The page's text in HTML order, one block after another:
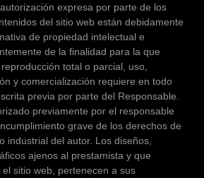
expresa por parte de los
del sitio web están debidamente
de propiedad intelectual e
de la finalidad para la que
total o parcial, uso,
y comercialización requiere en todo
previa por parte del Responsable.
previamente por el responsable
grave de los derechos de
industrial del autor. Los diseños,
ajenos al prestamista y que
sitio web, pertenecen a sus